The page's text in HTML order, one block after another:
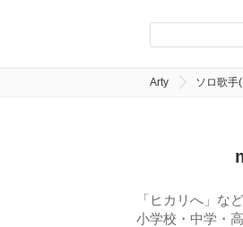
Arty ソロ歌手
「ヒカリへ」な
小学校・中学・